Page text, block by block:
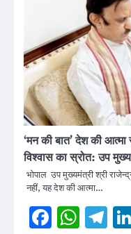
‘मन की बात’ देश की
विश्वास का स्रोत: उप
भोपाल उप मुख्यमंत्री श्री
नहीं, यह देश की आत्मा…